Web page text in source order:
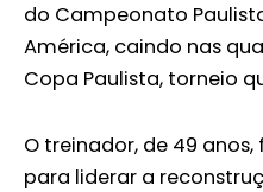
do Campeonato
América, caindo nas
Copa Paulista, torneio
O treinador, de 49
para liderar a